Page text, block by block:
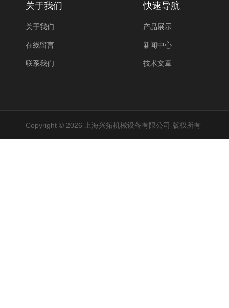
关于我们
关于我们
在线留言
联系我们
快速导航
产品展示
新闻中心
技术文章
Copyright © 2026 上海兴拓机械设备有限公司 版权所有